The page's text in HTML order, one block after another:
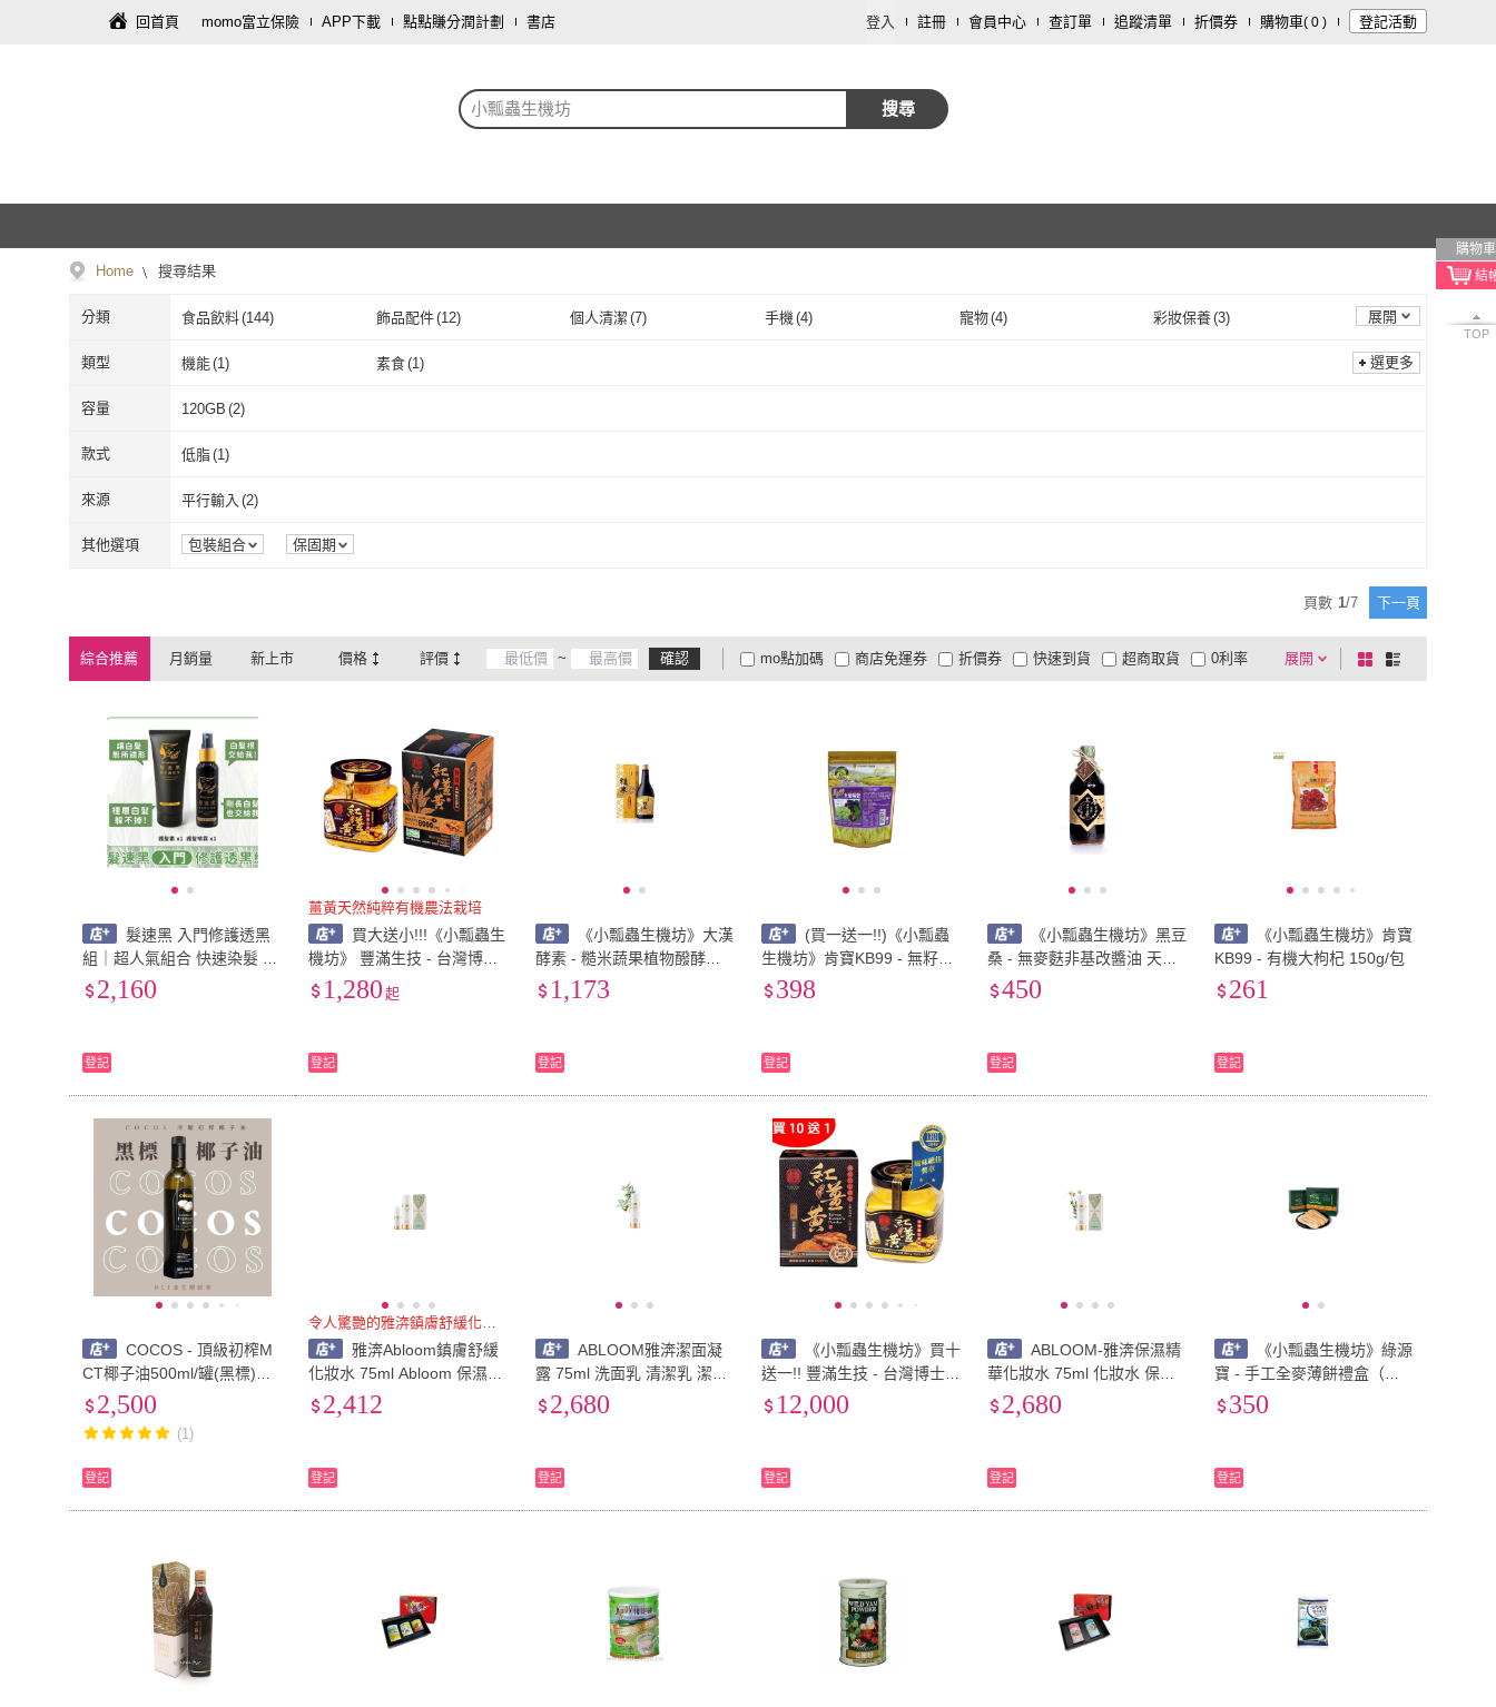
回首頁 momo富立保險 APP下載 點點賺分潤計劃 書店 登入 註冊 會員中心 查訂單 追蹤清單 折價券 購物車( 0 ) 登記活動
小瓢蟲生機坊 搜尋
購物車
TOP
Home 搜尋結果
分類 食品飲料(144) 飾品配件(12) 個人清潔 (7) 手機(4) 寵物(4) 彩妝保養(3)
保健食品/用品 資訊電腦
展開
類型 機能(1) 素食(1)
機能 (1
選更多
容量 120GB (2)
120GB
款式 低脂(1)
低脂( 1)
來源 平行輸入 (2)
平行輸入
其他選項 包裝組合 保固期
頁數 1/7 下一頁
綜合推薦 月銷量 新上市 價格 評價 ~ 確認 展開
折價券
有影片
商品有量 電視購物
mo點加碼 快速到貨 超商取貨
大家電安心配
大家電快配
商店免運券 0利率
棋
盤
列
髮速黑 入門修護透黑
組｜超人氣組合 快速染髮 染
髮《小瓢蟲生機坊》
2,160
登記
薑黃天然純粹有機農法栽培
買大送小!!!《小瓢蟲生
機坊》 豐滿生技 - 台灣博士
紅薑黃 (120g/罐)
1,280 起
登記
《小瓢蟲生機坊》大漢
酵素 - 糙米蔬果植物醱酵液6
00ml1,173
登記
(買一送一!!)《小瓢蟲
生機坊》肯寶KB99 - 無籽大
葡萄乾(袋裝) 葡萄乾 果乾 零
398
登記
《小瓢蟲生機坊》黑豆
桑 - 無麥麩非基改醬油 天然
極品頂級"厚"黑金醬油 550m
450
登記
《小瓢蟲生機坊》肯寶
KB99 - 有機大枸杞 150g/包
261
登記
COCOS - 頂級初榨M
CT椰子油500ml/罐(黑標)
《小瓢蟲生機坊》
2,500
(1)
登記
令人驚艷的雅渀鎮膚舒緩化妝水
雅渀Abloom鎮膚舒緩
化妝水 75ml Abloom 保濕化
妝水 純天然植物保養品 《小
瓢蟲生機坊》
2,412
登記
ABLOOM雅渀潔面凝
露 75ml 洗面乳 清潔乳 潔面
乳《小瓢蟲生機坊》
2,680
登記
《小瓢蟲生機坊》買十
送一!! 豐滿生技 - 台灣博士紅
薑黃 (120g/罐)
12,000
登記
ABLOOM-雅渀保濕精
華化妝水 75ml 化妝水 保濕
保養品 保濕化妝水 純天然植
物保養品《小瓢蟲生機坊》
2,680
登記
《小瓢蟲生機坊》綠源
寶 - 手工全麥薄餅禮盒（年
節禮盒）
350
登記